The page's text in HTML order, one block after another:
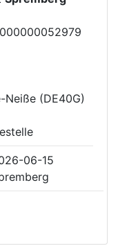
Neiße (DE40G)
06-15